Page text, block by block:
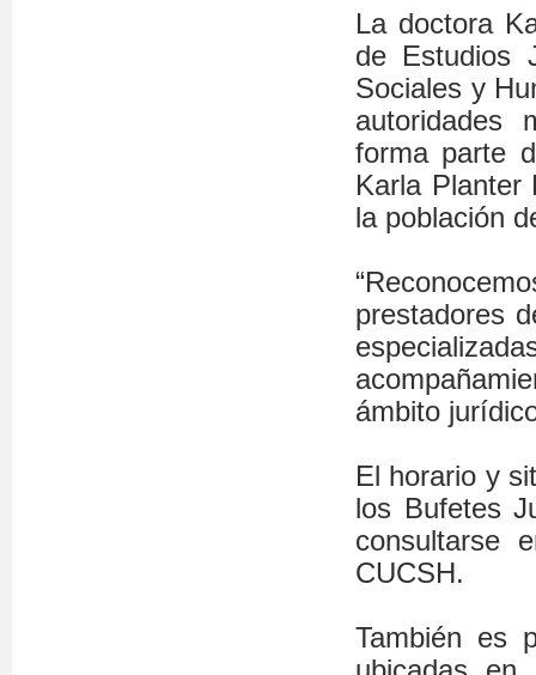
La doctora
de Estudios
Sociales y
autoridades
forma parte
Karla Planter
la población
prestadores
ámbito
El horario y
los Bufetes
consultarse
CUCSH.
También es